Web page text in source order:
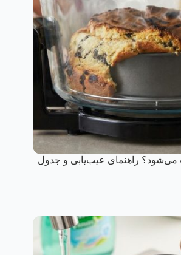
می‌شود؟ راهنمای عیب‌یابی و جدول